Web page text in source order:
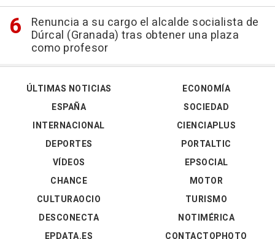
Renuncia a su cargo el alcalde socialista de
Dúrcal (Granada) tras obtener una plaza
como profesor
ÚLTIMAS NOTICIAS
ESPAÑA
INTERNACIONAL
DEPORTES
VÍDEOS
ECONOMÍA
SOCIEDAD
CIENCIAPLUS
PORTALTIC
EPSOCIAL
CHANCE
CULTURAOCIO
DESCONECTA
MOTOR
TURISMO
NOTIMÉRICA